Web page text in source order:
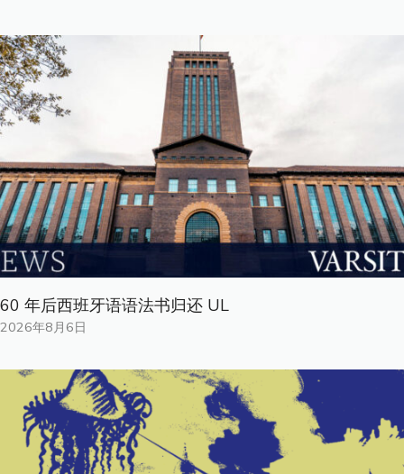
60 年后西班牙语语法书归还 UL
2026年8月6日